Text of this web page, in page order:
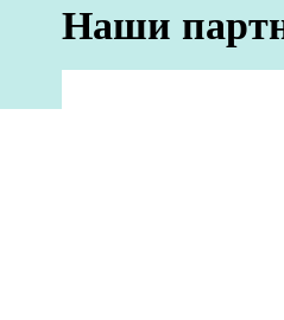
Вечером 30 марта
одной из квартир